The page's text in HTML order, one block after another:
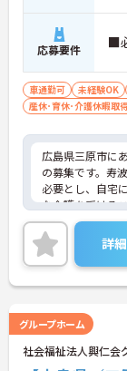
応募要件 ■
車通勤可 未経験OK
産休･育休･介護休暇取
広島県三原市に
の募集です。寿
必要とし、自宅
な介護を受ける
所し、治療と
養護を行う施設
募可能ですので
ントなど、さら
軽にご相談くだ
詳
グループホーム
社会福祉法人興仁会